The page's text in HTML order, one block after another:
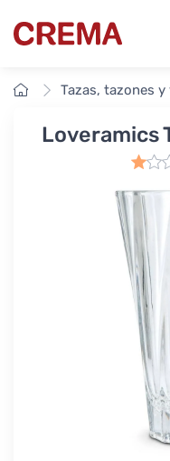
Crema
InicioTazas, tazones y
Loveramics